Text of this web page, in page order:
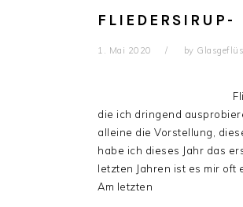
1. Mai 2020 by
die ich dringend
alleine die Vorstellung,
habe ich dieses Jahr das
letzten Jahren ist es mir oft
Am letzten